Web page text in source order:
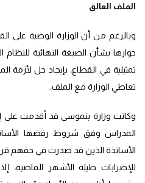
الملف العالق
وبالرغم من أن الوزارة الوصية
حوارها بشأن الصيغة النهائية للنظام
تمثيلية في القطاع، بإيجاد حل لأزمة
تعاطي الوزارة مع الملف.
وكانت وزارة بنموسى قد أقدمت على
المدراس وفق شروط رفضها
الأساتذة الذين قد صدرت في حقهم
للإضرابات طيلة الأشهر الماضية،